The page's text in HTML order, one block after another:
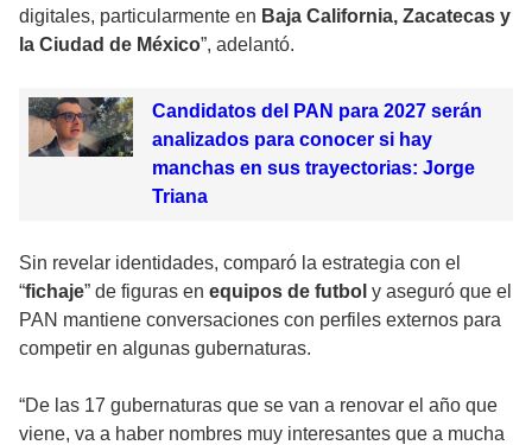
digitales, particularmente en Baja California, Zacatecas y
la Ciudad de México”, adelantó.
Candidatos del PAN para 2027 serán
analizados para conocer si hay
manchas en sus trayectorias: Jorge
Triana
Sin revelar identidades, comparó la estrategia con el
“fichaje” de figuras en equipos de futbol y aseguró que el
PAN mantiene conversaciones con perfiles externos para
competir en algunas gubernaturas.
“De las 17 gubernaturas que se van a renovar el año que
viene, va a haber nombres muy interesantes que a mucha